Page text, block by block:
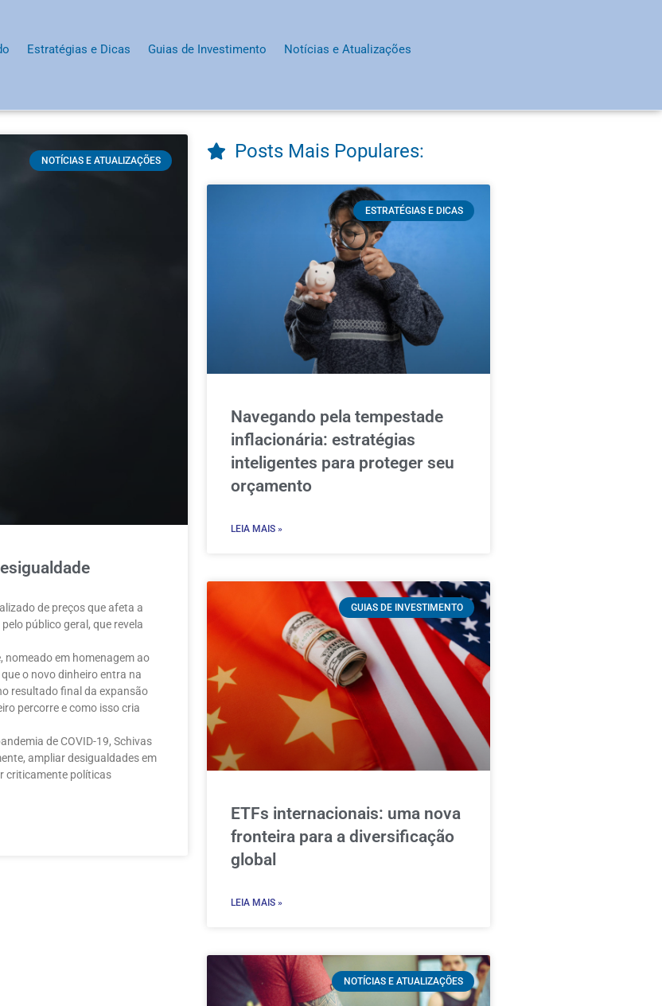
Estratégias e Dicas Guias de Investimento Notícias e Atualizações
NOTÍCIAS E ATUALIZAÇÕES
de preços que afeta a
público geral, que revela
nomeado em homenagem ao
o novo dinheiro entra na
resultado final da expansão
percorre e como isso cria
de COVID-19, Schivas
ampliar desigualdades em
criticamente políticas
Posts Mais Populares:
ESTRATÉGIAS E DICAS
Navegando pela tempestade
inflacionária: estratégias
inteligentes para proteger seu
orçamento
LEIA MAIS »
GUIAS DE INVESTIMENTO
ETFs internacionais: uma nova
fronteira para a diversificação
global
LEIA MAIS »
NOTÍCIAS E ATUALIZAÇÕES